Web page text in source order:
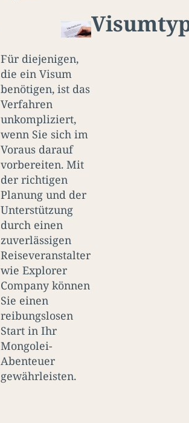
Für diejenigen,
die ein Visum
benötigen, ist das
Verfahren
unkompliziert,
wenn Sie sich im
Voraus darauf
vorbereiten. Mit
der richtigen
Planung und der
Unterstützung
durch einen
zuverlässigen
Reiseveranstalter
wie Explorer
Company können
Sie einen
reibungslosen
Start in Ihr
Mongolei-
Abenteuer
gewährleisten.